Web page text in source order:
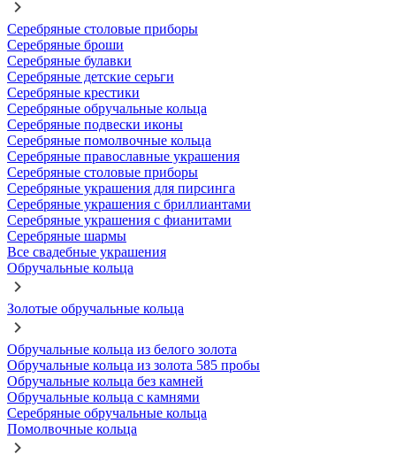
Серебряные столовые приборы
Серебряные броши
Серебряные булавки
Серебряные детские серьги
Серебряные крестики
Серебряные обручальные кольца
Серебряные подвески иконы
Серебряные помолвочные кольца
Серебряные православные украшения
Серебряные столовые приборы
Серебряные украшения для пирсинга
Серебряные украшения с бриллиантами
Серебряные украшения с фианитами
Серебряные шармы
Все свадебные украшения
Обручальные кольца
Золотые обручальные кольца
Обручальные кольца из белого золота
Обручальные кольца из золота 585 пробы
Обручальные кольца без камней
Обручальные кольца с камнями
Серебряные обручальные кольца
Помолвочные кольца